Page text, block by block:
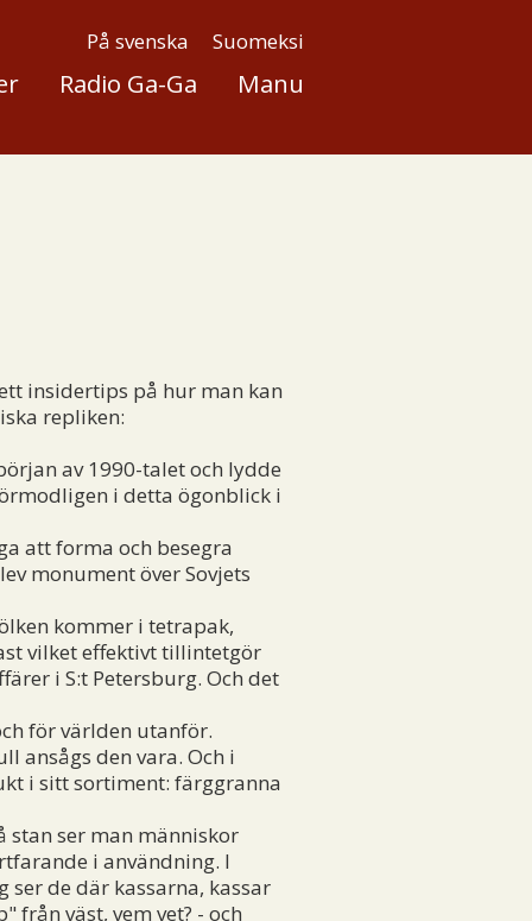
På svenska Suomeksi
Radio Ga-Ga Manu
insidertips på hur man kan
repliken:
av 1990-talet och lydde
i detta ögonblick i
att forma och besegra
monument över Sovjets
kommer i tetrapak,
vilket effektivt tillintetgör
i S:t Petersburg. Och det
för världen utanför.
ansågs den vara. Och i
i sitt sortiment: färggranna
stan ser man människor
i användning. I
de där kassarna, kassar
från väst, vem vet? - och